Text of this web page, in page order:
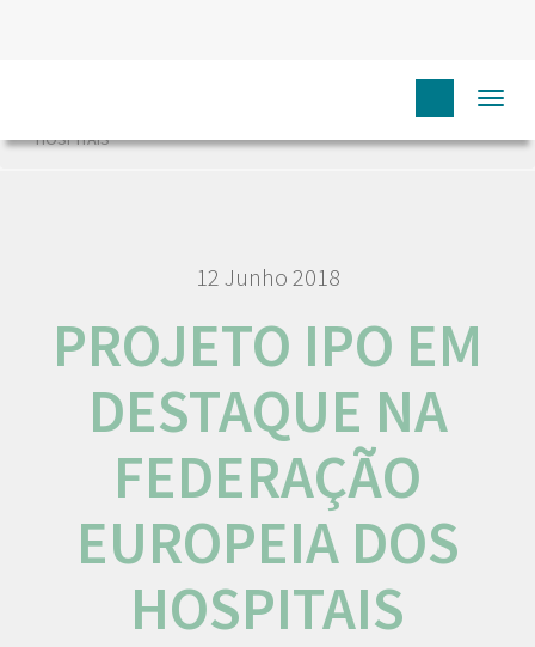
PROJETO IPO EM DESTAQUE NA FEDERAÇÃO EUROPEIA DOS
HOSPITAIS
12 Junho 2018
PROJETO IPO EM
DESTAQUE NA
FEDERAÇÃO
EUROPEIA DOS
HOSPITAIS